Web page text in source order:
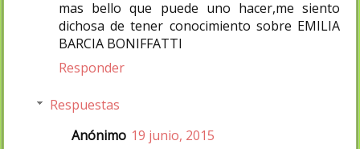
mas bello que puede uno hacer,me siento
dichosa de tener conocimiento sobre EMILIA
BARCIA BONIFFATTI
Responder
Respuestas
Anónimo 19 junio, 2015